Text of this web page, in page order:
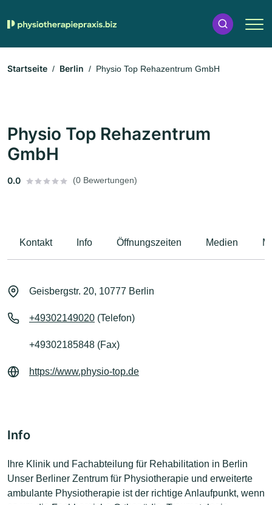
Startseite Berlin Physio Top Rehazentrum GmbH
Physio Top Rehazentrum
GmbH
0.0 (0 Bewertungen)
Kontakt Info Öffnungszeiten Medien
Geisbergstr. 20, 10777 Berlin
+49302149020 (Telefon)
+49302185848 (Fax)
https://www.physio-top.de
Info
Ihre Klinik und Fachabteilung für Rehabilitation in Berlin
Unser Berliner Zentrum für Physiotherapie und erweiterte
ambulante Physiotherapie ist der richtige Anlaufpunkt, wenn